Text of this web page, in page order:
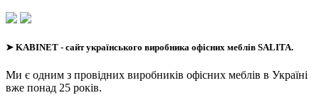
➤ KABINET - сайт українського виробника офісних меблів SALITA.
Ми є одним з провідних виробників офісних меблів в Україні
вже понад 25 років.